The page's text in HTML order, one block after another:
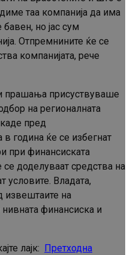
таа компанија да има
но јас сум
Отпремнините ќе се
компанијата, рече
прашања присуствуваше
на регионалната
пред
в година ќе се избегнат
при финансиската
доделуваат средства на
условите. Владата,
извештаите на
финансиска и
лајк: Претходна